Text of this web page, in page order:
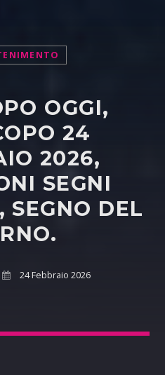
OGGI,
24
2026,
SEGNI
DEL
24 Febbraio 2026